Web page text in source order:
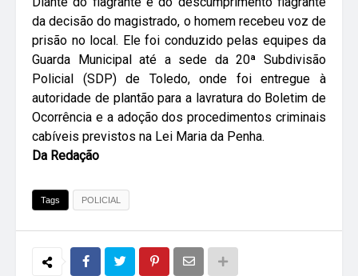
da decisão do magistrado, o homem recebeu voz de
prisão no local. Ele foi conduzido pelas equipes da
Guarda Municipal até a sede da 20ª Subdivisão
Policial (SDP) de Toledo, onde foi entregue à
autoridade de plantão para a lavratura do Boletim de
Ocorrência e a adoção dos procedimentos criminais
cabíveis previstos na Lei Maria da Penha.
Da Redação
Tags POLICIAL